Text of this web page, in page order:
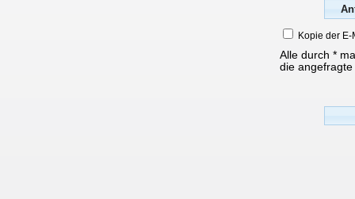
Kopie der
Alle durch *
die